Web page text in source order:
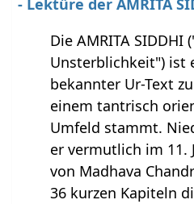
- Lektüre der AMRITA
Die AMRITA SIDDHI
Unsterblichkeit") ist
bekannter Ur-Text
einem tantrisch
Umfeld stammt.
er vermutlich im 11.
von Madhava
36 kurzen Kapiteln